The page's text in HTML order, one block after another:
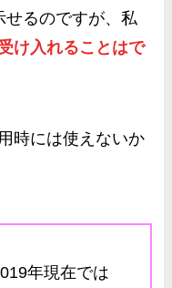
せるのですが、私
け入れることはで
時には使えないか
年現在では